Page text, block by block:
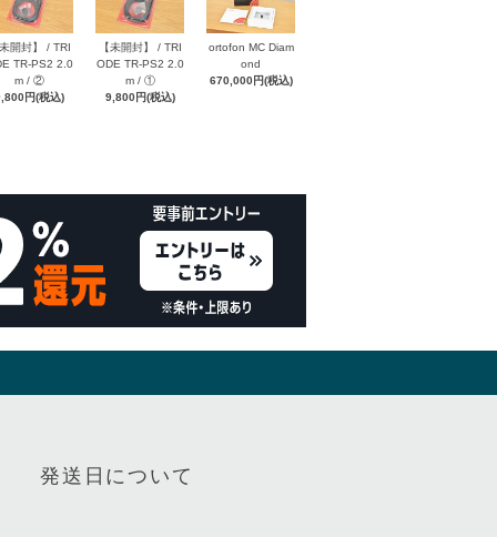
開封】 / TRI
TR-PS2 2.0
m / ②
円(税込)
【未開封】 / TRI
ODE TR-PS2 2.0
m / ①
9,800円(税込)
ortofon MC Diam
ond
670,000円(税込)
発送日について